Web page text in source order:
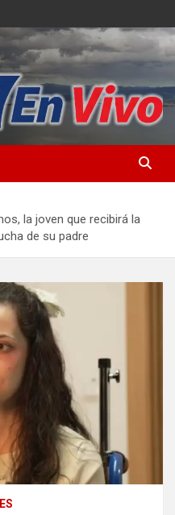
la joven que recibirá la
de su padre